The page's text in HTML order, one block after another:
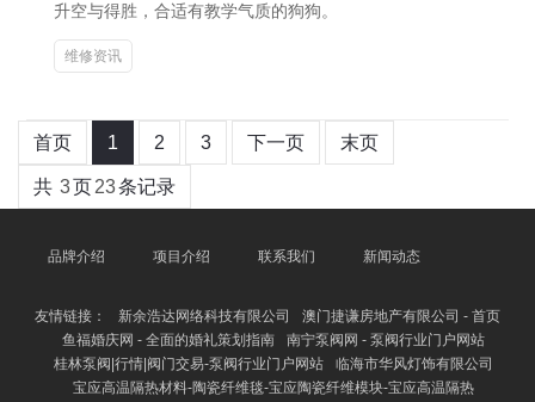
升空与得胜，合适有教学气质的狗狗。
维修资讯
首页 1 2 3 下一页 末页
共 3页23条记录
品牌介绍 项目介绍 联系我们 新闻动态
友情链接： 新余浩达网络科技有限公司
澳门捷谦房地产有限公司 - 首页
鱼福婚庆网 - 全面的婚礼策划指南
南宁泵阀网 - 泵阀行业门户网站
桂林泵阀|行情|阀门交易-泵阀行业门户网站
临海市华风灯饰有限公司
宝应高温隔热材料-陶瓷纤维毯-宝应陶瓷纤维模块-宝应高温隔热